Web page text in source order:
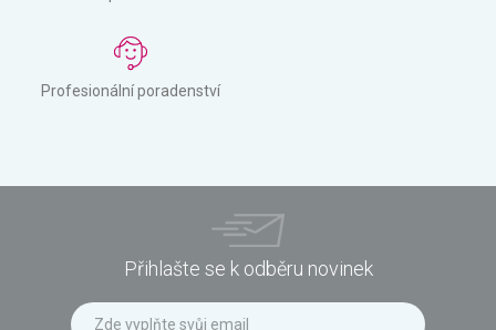
Profesionální poradenství
Přihlašte se k odběru novinek